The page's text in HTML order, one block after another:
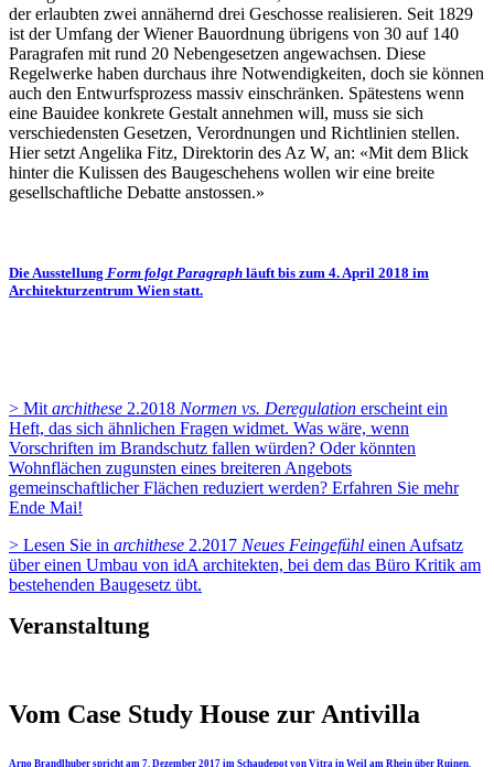
der erlaubten zwei annähernd drei Geschosse realisieren. Seit 1829
ist der Umfang der Wiener Bauordnung übrigens von 30 auf 140
Paragrafen mit rund 20 Nebengesetzen angewachsen. Diese
Regelwerke haben durchaus ihre Notwendigkeiten, doch sie können
auch den Entwurfsprozess massiv einschränken. Spätestens wenn
eine Bauidee konkrete Gestalt annehmen will, muss sie sich
verschiedensten Gesetzen, Verordnungen und Richtlinien stellen.
Hier setzt Angelika Fitz, Direktorin des Az W, an: «Mit dem Blick
hinter die Kulissen des Baugeschehens wollen wir eine breite
gesellschaftliche Debatte anstossen.»
Die Ausstellung Form folgt Paragraph läuft bis zum 4. April 2018 im
Architekturzentrum Wien statt.
> Mit archithese 2.2018 Normen vs. Deregulation erscheint ein
Heft, das sich ähnlichen Fragen widmet. Was wäre, wenn
Vorschriften im Brandschutz fallen würden? Oder könnten
Wohnflächen zugunsten eines breiteren Angebots
gemeinschaftlicher Flächen reduziert werden? Erfahren Sie mehr
Ende Mai!
> Lesen Sie in archithese 2.2017 Neues Feingefühl einen Aufsatz
über einen Umbau von idA architekten, bei dem das Büro Kritik am
bestehenden Baugesetz übt.
Veranstaltung
Vom Case Study House zur Antivilla
Arno Brandlhuber spricht am 7. Dezember 2017 im Schaudepot von Vitra in Weil am Rhein über Ruinen.